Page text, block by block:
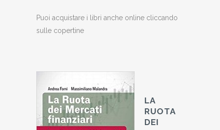
Puoi acquistare i libri anche online cliccando
sulle copertine
LA
RUOTA
DEI